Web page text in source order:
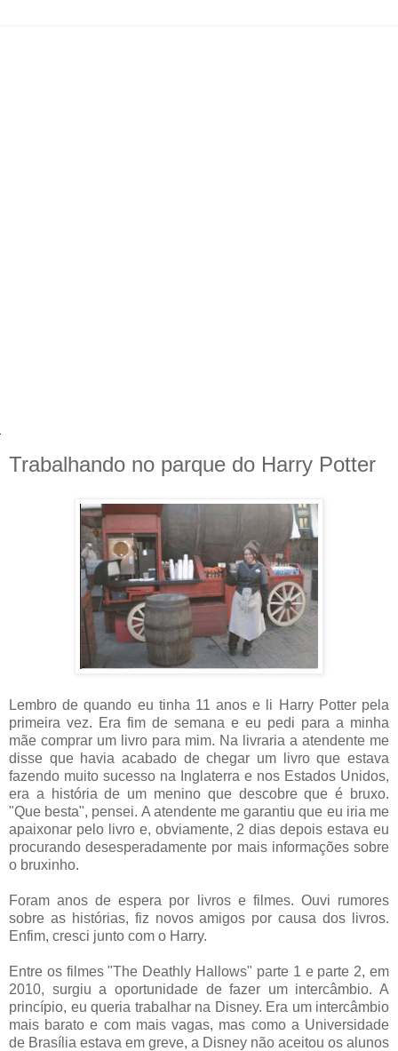
Trabalhando no parque do Harry Potter
Lembro de quando eu tinha 11 anos e li Harry Potter pela
primeira vez. Era fim de semana e eu pedi para a minha
mãe comprar um livro para mim. Na livraria a atendente me
disse que havia acabado de chegar um livro que estava
fazendo muito sucesso na Inglaterra e nos Estados Unidos,
era a história de um menino que descobre que é bruxo.
"Que besta", pensei. A atendente me garantiu que eu iria me
apaixonar pelo livro e, obviamente, 2 dias depois estava eu
procurando desesperadamente por mais informações sobre
o bruxinho.
Foram anos de espera por livros e filmes. Ouvi rumores
sobre as histórias, fiz novos amigos por causa dos livros.
Enfim, cresci junto com o Harry.
Entre os filmes "The Deathly Hallows" parte 1 e parte 2, em
2010, surgiu a oportunidade de fazer um intercâmbio. A
princípio, eu queria trabalhar na Disney. Era um intercâmbio
mais barato e com mais vagas, mas como a Universidade
de Brasília estava em greve, a Disney não aceitou os alunos